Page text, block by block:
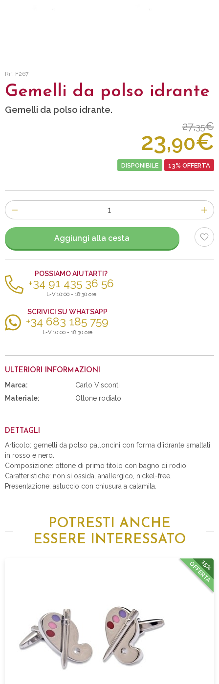
Rif: F267
Gemelli da polso idrante
Gemelli da polso idrante.
27,35€
23,90€
DISPONIBILE 13% OFFERTA
Numero
di
articoli
Aggiungi alla cesta
POSSIAMO AIUTARTI?
+34 91 435 36 56
L-V 10:00 - 18:30 ore
SCRIVICI SU WHATSAPP
+34 683 185 759
L-V 10:00 - 18:30 ore
ULTERIORI INFORMAZIONI
Marca:
Carlo Visconti
Materiale:
Ottone rodiato
DETTAGLI
Articolo: gemelli da polso palloncini con forma d´idrante smaltati
in rosso e nero.
Composizione: ottone di primo titolo con bagno di rodio.
Caratteristiche: non si ossida, anallergico, nickel-free.
Presentazione: astuccio con chiusura a calamita.
POTRESTI ANCHE
ESSERE INTERESSATO
15%
OFFERTA